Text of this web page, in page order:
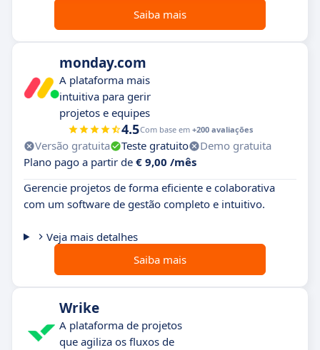
Saiba mais
monday.com
A plataforma mais
intuitiva para gerir
projetos e equipes
4.5Com base em +200 avaliações
Versão gratuita Teste gratuito
Demo gratuita
Plano pago a partir de € 9,00 /mês
Gerencie projetos de forma eficiente e colaborativa
com um software de gestão completo e intuitivo.
Veja mais detalhes
Saiba mais
Wrike
A plataforma de projetos
que agiliza os fluxos de